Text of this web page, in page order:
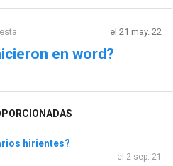
el 21 may. 22
en word?
hirientes?
el 2 sep. 21